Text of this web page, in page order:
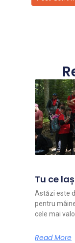
Tu ce
Astăzi este
pentru
cele mai
Read More